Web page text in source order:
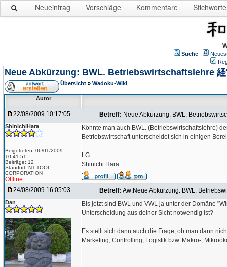
Neueintrag Vorschläge Kommentare Stichworte
Suche
Neue Abkürzung: BWL. Betriebswirtschaftslehre 経
Übersicht » Wadoku-Wiki
Autor
22/08/2009 10:17:05 Betreff: Neue Abkürzung: BWL.
ShinichiHara
Beigetreten: 06/01/2009
10:41:51
Beiträge: 12
Standort: NT TOOL
CORPORATION
Offline
Könnte man auch BWL. (Betriebswirtschaftslehre)
Betriebswirtschaft unterscheidet sich in einigen
LG
Shinichi Hara
24/08/2009 16:05:03 Betreff: Aw:Neue Abkürzung: BWL.
Dan
Bis jetzt sind BWL und VWL ja unter der Domäne
Unterscheidung aus deiner Sicht notwendig ist?
Es stellt sich dann auch die Frage, ob man dann
Marketing, Controlling, Logistik bzw. Makro-,